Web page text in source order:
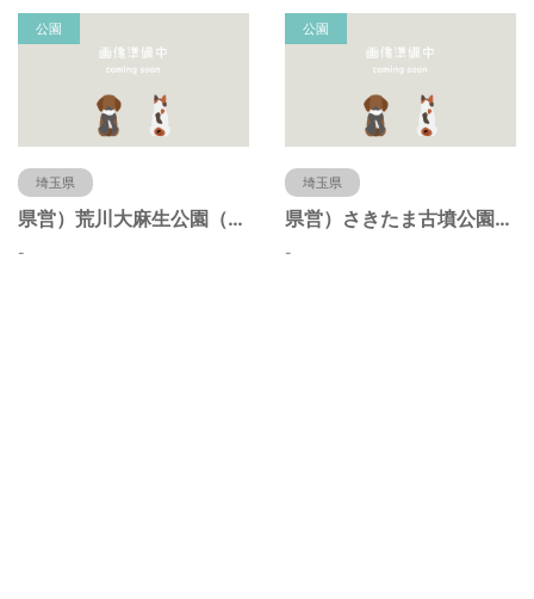
公園
埼玉県
県営）荒川大麻生公園（埼玉県熊谷市）
-
公園
埼玉県
県営）さきたま古墳公園（埼玉県行田市）
-